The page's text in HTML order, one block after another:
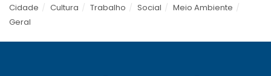
Cidade
Cultura Trabalho Social
Meio Ambiente
Geral